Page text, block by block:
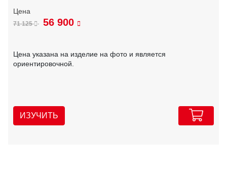
71 125 56 900
Цена указана на изделие на фото и является
ориентировочной.
ИЗУЧИТЬ